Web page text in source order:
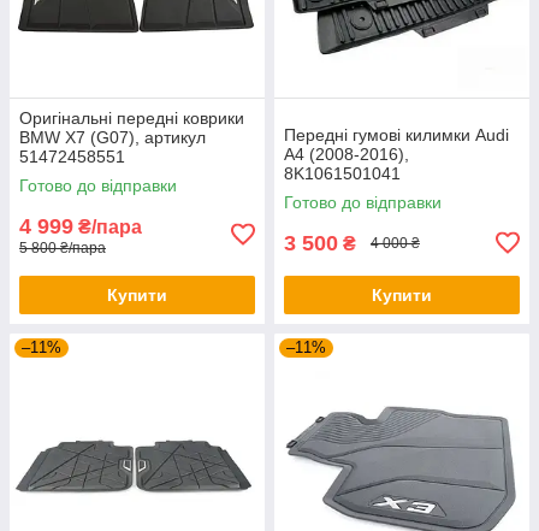
Оригінальні передні коврики
BMW X7 (G07), артикул
51472458551
Готово до відправки
4 999 ₴/пара
5 800 ₴/пара
Купити
Передні гумові килимки Audi
A4 (2008-2016),
8K1061501041
Готово до відправки
3 500 ₴ 4 000 ₴
Купити
–11% –11%